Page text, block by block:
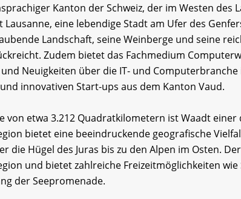
Kanton der Schweiz, der im Westen des
Lausanne, eine lebendige Stadt am Ufer des
Landschaft, seine Weinberge und seine
Zudem bietet das Fachmedium
Neuigkeiten über die IT- und Computerbranche
innovativen Start-ups aus dem Kanton Vaud.
von etwa 3.212 Quadratkilometern ist Waadt
bietet eine beeindruckende geografische
die Hügel des Juras bis zu den Alpen im Osten.
und bietet zahlreiche Freizeitmöglichkeiten wie
der Seepromenade.